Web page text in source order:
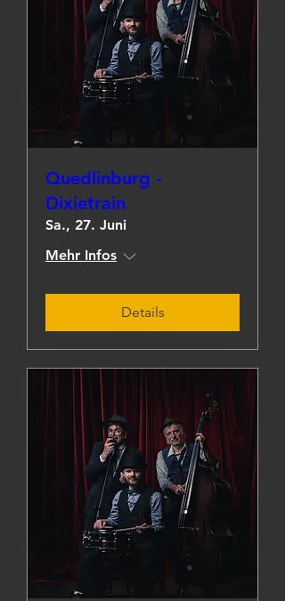
Quedlinburg -
Dixietrain
Sa., 27. Juni
Mehr Infos
Details